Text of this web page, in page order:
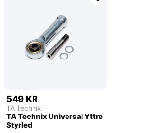
549 KR
TA Technix
TA Technix Universal Yttre
Styrled